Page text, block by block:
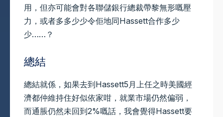
用，但亦可能會對各聯儲銀行總裁帶黎無形嘅壓
力，或者多多少少令佢地同Hassett合作多少
少……？
總結
總結就係，如果去到Hassett5月上任之時美國經
濟都仲維持住好似依家咁，就業市場仍然偏弱，
而通脹仍然未回到2%嘅話，我會覺得Hassett要